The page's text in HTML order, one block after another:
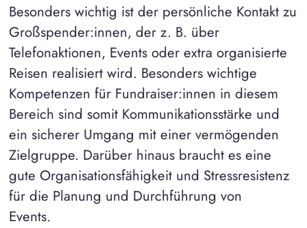
Besonders wichtig ist der persönliche Kontakt zu
Großspender:innen, der z. B. über
Telefonaktionen, Events oder extra organisierte
Reisen realisiert wird. Besonders wichtige
Kompetenzen für Fundraiser:innen in diesem
Bereich sind somit Kommunikationsstärke und
ein sicherer Umgang mit einer vermögenden
Zielgruppe. Darüber hinaus braucht es eine
gute Organisationsfähigkeit und Stressresistenz
für die Planung und Durchführung von
Events.